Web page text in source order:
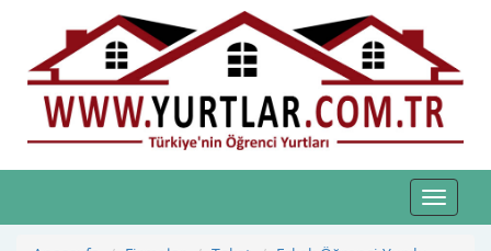
Toggle